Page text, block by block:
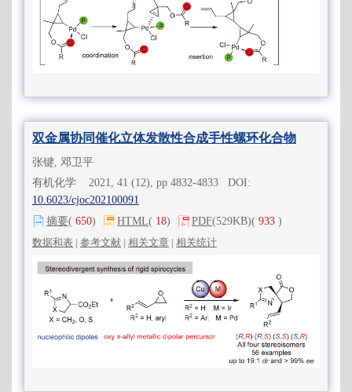
双金属协同催化立体发散性合成手性螺环化合物
张键, 邓卫平
有机化学 2021, 41 (12), pp 4832-4833 DOI:
10.6023/cjoc202100091
摘要( 650) HTML( 18) PDF(529KB)( 933 )
数据和表 | 参考文献 | 相关文章 | 相关统计